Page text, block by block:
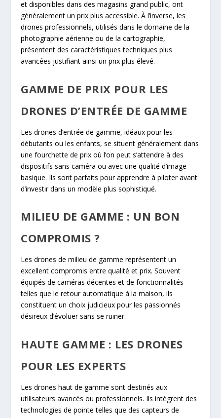
et disponibles dans des magasins grand public, ont
généralement un prix plus accessible. À l’inverse, les
drones professionnels, utilisés dans le domaine de la
photographie aérienne ou de la cartographie,
présentent des caractéristiques techniques plus
avancées justifiant ainsi un prix plus élevé.
GAMME DE PRIX POUR LES
DRONES D’ENTRÉE DE GAMME
Les drones d’entrée de gamme, idéaux pour les
débutants ou les enfants, se situent généralement dans
une fourchette de prix où l’on peut s’attendre à des
dispositifs sans caméra ou avec une qualité d’image
basique. Ils sont parfaits pour apprendre à piloter avant
d’investir dans un modèle plus sophistiqué.
MILIEU DE GAMME : UN BON
COMPROMIS ?
Les drones de milieu de gamme représentent un
excellent compromis entre qualité et prix. Souvent
équipés de caméras décentes et de fonctionnalités
telles que le retour automatique à la maison, ils
constituent un choix judicieux pour les passionnés
désireux d’évoluer sans se ruiner.
HAUTE GAMME : LES DRONES
POUR LES EXPERTS
Les drones haut de gamme sont destinés aux
utilisateurs avancés ou professionnels. Ils intègrent des
technologies de pointe telles que des capteurs de